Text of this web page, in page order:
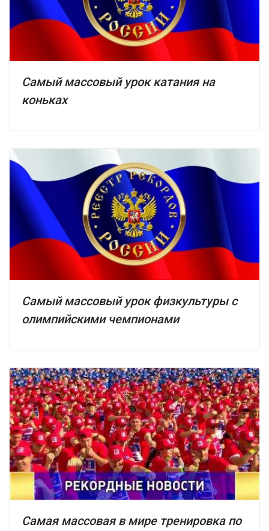
Самый массовый урок катания на
коньках
Самый массовый урок физкультуры с
олимпийскими чемпионами
Самая массовая в мире тренировка по